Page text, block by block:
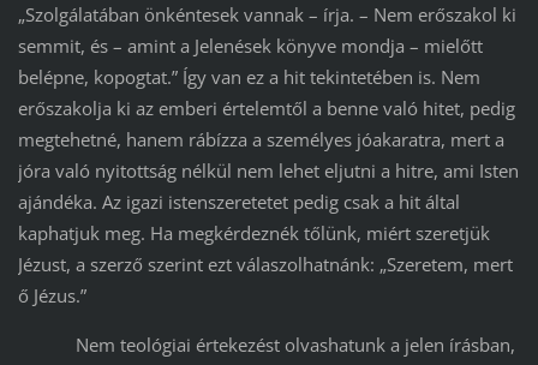
„Szolgálatában önkéntesek vannak – írja. – Nem erőszakol ki
semmit, és – amint a Jelenések könyve mondja – mielőtt
belépne, kopogtat.” Így van ez a hit tekintetében is. Nem
erőszakolja ki az emberi értelemtől a benne való hitet, pedig
megtehetné, hanem rábízza a személyes jóakaratra, mert a
jóra való nyitottság nélkül nem lehet eljutni a hitre, ami Isten
ajándéka. Az igazi istenszeretetet pedig csak a hit által
kaphatjuk meg. Ha megkérdeznék tőlünk, miért szeretjük
Jézust, a szerző szerint ezt válaszolhatnánk: „Szeretem, mert
ő Jézus.”
Nem teológiai értekezést olvashatunk a jelen írásban,